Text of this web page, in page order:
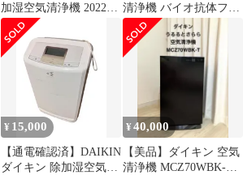
加湿空気清浄機 2022年
製
清浄機 バイオ抗体フィ
ルター 1枚入
KAF092A4
¥ 15,000
【通電確認済】DAIKIN
ダイキン 除加湿空気清
¥40,000
【美品】ダイキン 空気
清浄機 MCZ70WBK-T